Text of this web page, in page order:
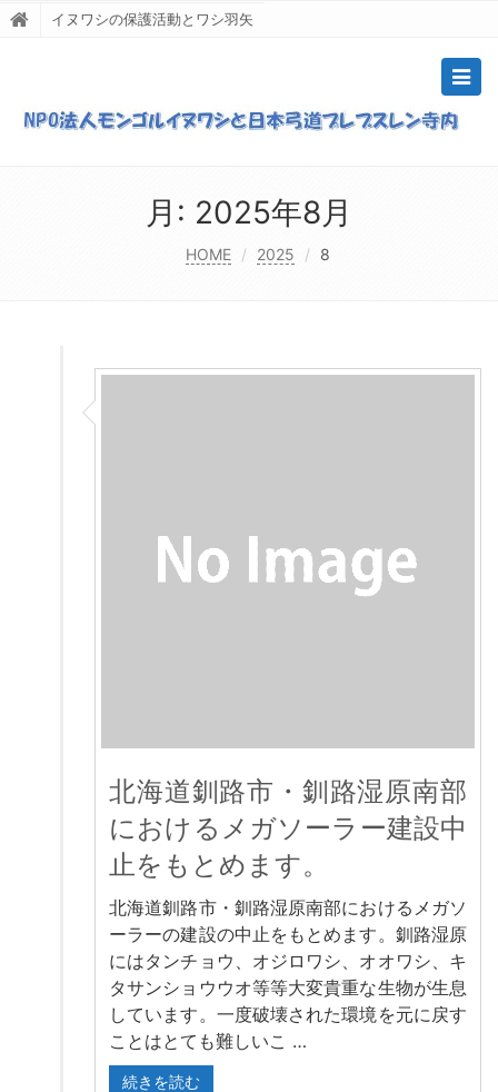
イヌワシの保護活動とワシ羽矢
月: 2025年8月
HOME 2025 8
北海道釧路市・釧路湿原南部
におけるメガソーラー建設中
止をもとめます。
北海道釧路市・釧路湿原南部におけるメガソ
ーラーの建設の中止をもとめます。釧路湿原
にはタンチョウ、オジロワシ、オオワシ、キ
タサンショウウオ等等大変貴重な生物が生息
しています。一度破壊された環境を元に戻す
ことはとても難しいこ …
続きを読む